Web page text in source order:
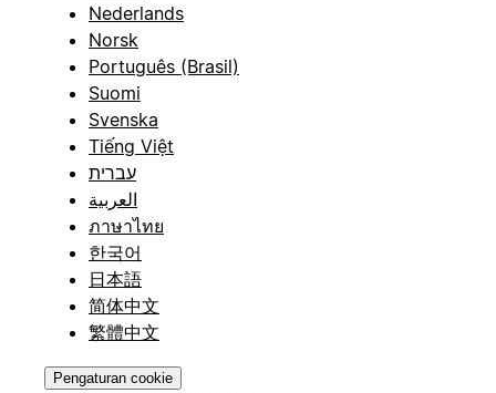
Nederlands
Norsk
Português (Brasil)
Suomi
Svenska
Tiếng Việt
עברית
العربية
ภาษาไทย
한국어
日本語
简体中文
繁體中文
Pengaturan cookie